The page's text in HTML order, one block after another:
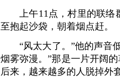
上午11点，村里的联络
至抱起沙袋，朝着烟点赶。
“风太大了。”他的声音
烟雾弥漫。”那是一片开阔
后来，越来越多的人脱掉外